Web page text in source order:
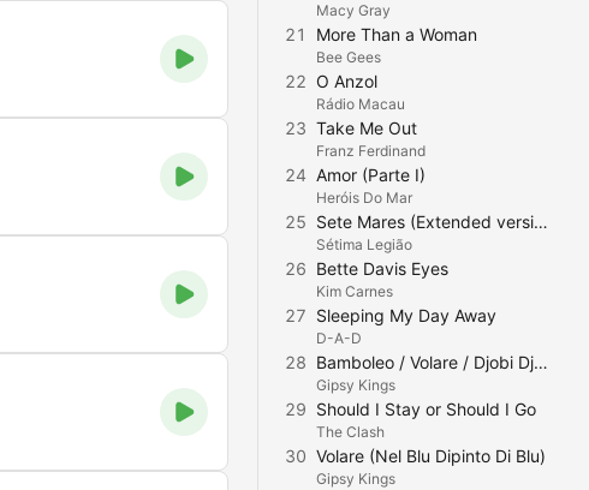
Macy Gray
21 More Than a Woman
Bee Gees
22 O Anzol
Rádio Macau
23 Take Me Out
Franz Ferdinand
24 Amor (Parte I)
Heróis Do Mar
25 Sete Mares (Extended version)
Sétima Legião
26 Bette Davis Eyes
Kim Carnes
27 Sleeping My Day Away
D-A-D
28 Bamboleo / Volare / Djobi Djoba / Pida Me la / Baila Me
Gipsy Kings
29 Should I Stay or Should I Go
The Clash
30 Volare (Nel Blu Dipinto Di Blu)
Gipsy Kings